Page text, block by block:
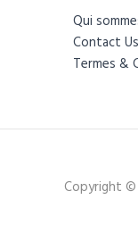
Qui
Contact Us
Termes &
Copyright ©